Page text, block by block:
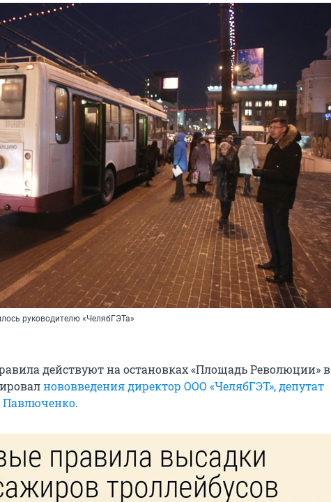
руководителю «ЧелябГЭТа»
действуют на остановках «Площадь Революции» в
нововведения директор ООО «ЧелябГЭТ», депутат
Павлюченко.